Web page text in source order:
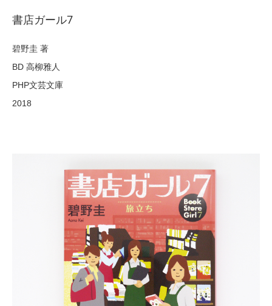
書店ガール7
碧野圭 著
BD 高柳雅人
PHP文芸文庫
2018